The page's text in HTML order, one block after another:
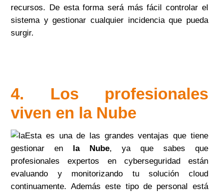
recursos. De esta forma será más fácil controlar el
sistema y gestionar cualquier incidencia que pueda
surgir.
4. Los profesionales
viven en la Nube
Esta es una de las grandes ventajas que tiene
gestionar en
la Nube, ya que sabes que
profesionales expertos en cyberseguridad están
evaluando y monitorizando tu solución cloud
continuamente. Además este tipo de personal está